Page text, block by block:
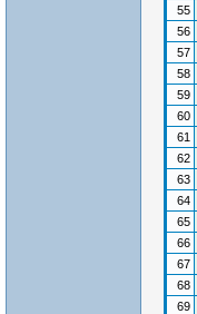
55
56
57
58
59
60
61
62
63
64
65
66
67
68
69